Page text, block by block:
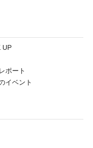
UP
ポート
イベント